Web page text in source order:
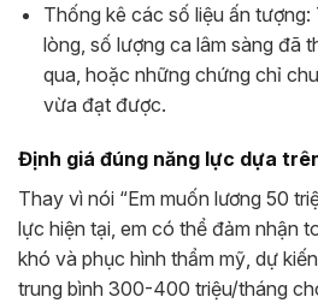
Thống kê các số liệu ấn tượng:
lòng, số lượng ca lâm sàng đã
qua, hoặc những chứng chỉ
vừa đạt được.
Định giá đúng năng lực dựa
Thay vì nói “Em muốn lương 50
lực hiện tại, em có thể đảm nhận
khó và phục hình thẩm mỹ, dự
trung bình 300-400 triệu/tháng